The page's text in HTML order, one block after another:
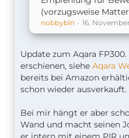
(vorzugsweise
nobbybln 16.
Update zum Aqara
erschienen, siehe Aqara
bereits bei Amazon
schon wieder ausverkauft.
Bei mir hängt er aber
Wand und macht seinen